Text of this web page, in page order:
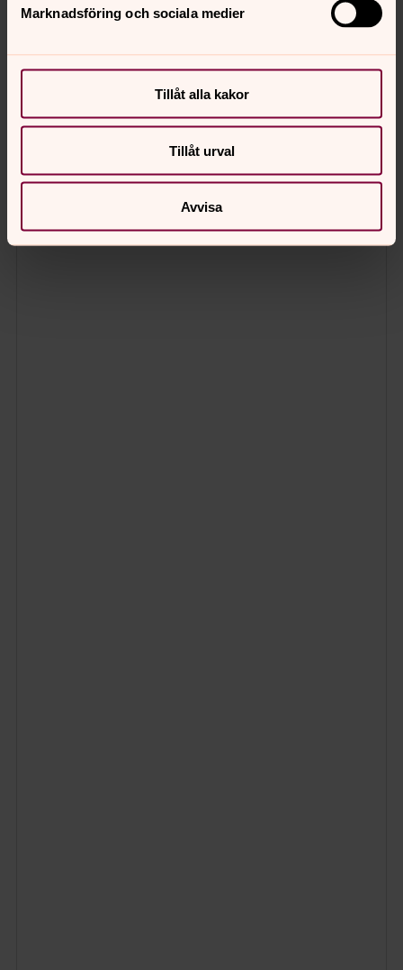
Marknadsföring och sociala medier
Tillåt alla kakor
Tillåt urval
Avvisa